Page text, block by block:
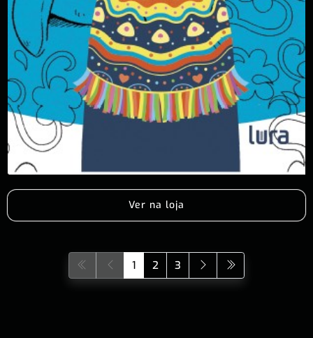
Ver na loja
1 2 3